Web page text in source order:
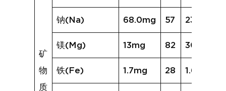
矿
物
质
钠(Na) 68.0mg 57 236.7mg
镁(Mg) 13mg 82 30mg
铁(Fe) 1.7mg 28 1.6mg